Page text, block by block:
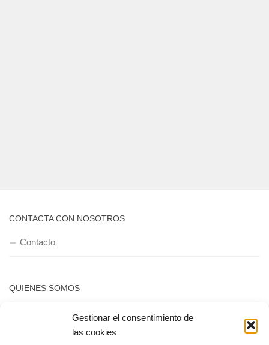
Gestionar el consentimiento de
las cookies
CONTACTA CON NOSOTROS
Contacto
QUIENES SOMOS
Quienes somos